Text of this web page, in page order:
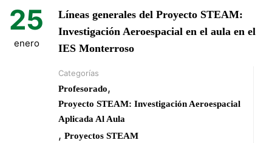
25
enero
Líneas generales del Proyecto STEAM:
Investigación Aeroespacial en el aula en el
IES Monterroso
Categorías
Profesorado,
Proyecto STEAM: Investigación Aeroespacial
Aplicada Al Aula
, Proyectos STEAM